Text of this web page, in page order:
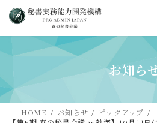
キ
ッ
に
移
お知ら
HOME お知らせ
ピックアップ